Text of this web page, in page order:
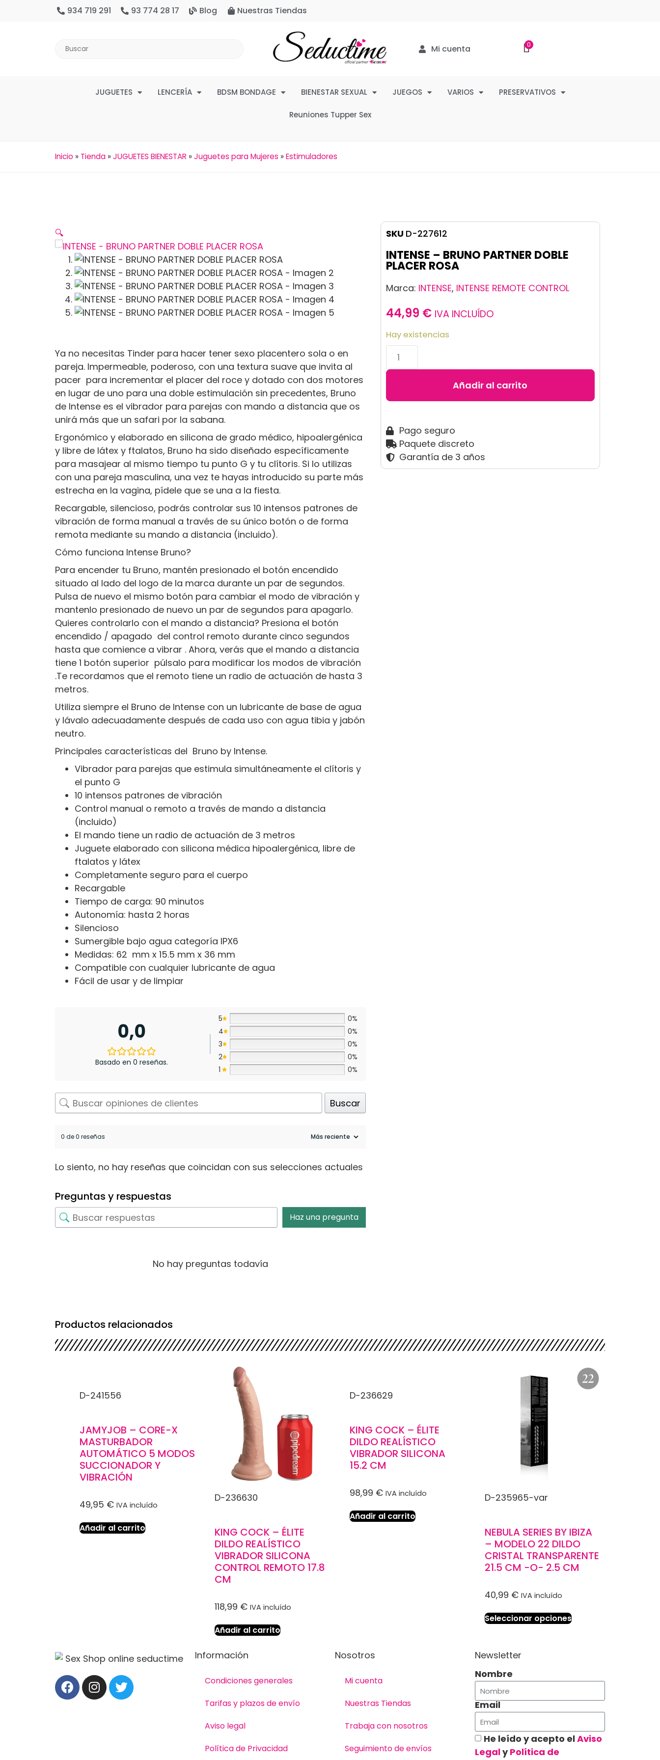
934 719 291 93 774 28 17 Blog Nuestras Tiendas
Mi cuenta 0
JUGUETES LENCERÍA BDSM BONDAGE BIENESTAR SEXUAL JUEGOS VARIOS PRESERVATIVOS
Reuniones Tupper Sex
Inicio » Tienda »JUGUETES BIENESTAR »Juguetes para Mujeres »Estimuladores
🔍
Ya no necesitas Tinder para hacer tener sexo placentero sola o en
pareja. Impermeable, poderoso, con una textura suave que invita al
pacer para incrementar el placer del roce y dotado con dos motores
en lugar de uno para una doble estimulación sin precedentes, Bruno
de Intense es el vibrador para parejas con mando a distancia que os
unirá más que un safari por la sabana.
Ergonómico y elaborado en silicona de grado médico, hipoalergénica
y libre de látex y ftalatos, Bruno ha sido diseñado específicamente
para masajear al mismo tiempo tu punto G y tu clítoris. Si lo utilizas
con una pareja masculina, una vez te hayas introducido su parte más
estrecha en la vagina, pídele que se una a la fiesta.
Recargable, silencioso, podrás controlar sus 10 intensos patrones de
vibración de forma manual a través de su único botón o de forma
remota mediante su mando a distancia (incluido).
Cómo funciona Intense Bruno?
Para encender tu Bruno, mantén presionado el botón encendido
situado al lado del logo de la marca durante un par de segundos.
Pulsa de nuevo el mismo botón para cambiar el modo de vibración y
mantenlo presionado de nuevo un par de segundos para apagarlo.
Quieres controlarlo con el mando a distancia? Presiona el botón
encendido / apagado del control remoto durante cinco segundos
hasta que comience a vibrar . Ahora, verás que el mando a distancia
tiene 1 botón superior púlsalo para modificar los modos de vibración
.Te recordamos que el remoto tiene un radio de actuación de hasta 3
metros.
Utiliza siempre el Bruno de Intense con un lubricante de base de agua
y lávalo adecuadamente después de cada uso con agua tibia y jabón
neutro.
Principales características del Bruno by Intense.
Vibrador para parejas que estimula simultáneamente el clítoris y
el punto G
10 intensos patrones de vibración
Control manual o remoto a través de mando a distancia
(incluido)
El mando tiene un radio de actuación de 3 metros
Juguete elaborado con silicona médica hipoalergénica, libre de
ftalatos y látex
Completamente seguro para el cuerpo
Recargable
Tiempo de carga: 90 minutos
Autonomía: hasta 2 horas
Silencioso
Sumergible bajo agua categoría IPX6
Medidas: 62 mm x 15.5 mm x 36 mm
Compatible con cualquier lubricante de agua
Fácil de usar y de limpiar
0,0
Basado en 0 reseñas.
5
0%
4
0%
3
0%
2
0%
1
0%
Buscar
0 de 0 reseñas
Lo siento, no hay reseñas que coincidan con sus selecciones actuales
Preguntas y respuestas
Haz una pregunta
No hay preguntas todavía
SKU D-227612
INTENSE – BRUNO PARTNER DOBLE
PLACER ROSA
Marca: INTENSE, INTENSE REMOTE CONTROL
44,99 € IVA INCLUÍDO
Hay existencias
Añadir al carrito
Pago seguro
Paquete discreto
Garantía de 3 años
Productos relacionados
D-241556
JAMYJOB – CORE-X
MASTURBADOR
AUTOMÁTICO 5 MODOS
SUCCIONADOR Y
VIBRACIÓN
49,95 € IVA incluído
Añadir al carrito
D-236630
KING COCK – ÉLITE
DILDO REALÍSTICO
VIBRADOR SILICONA
CONTROL REMOTO 17.8
CM
118,99 € IVA incluído
Añadir al carrito
D-236629
KING COCK – ÉLITE
DILDO REALÍSTICO
VIBRADOR SILICONA
15.2 CM
98,99 € IVA incluído
Añadir al carrito
D-235965-var
NEBULA SERIES BY IBIZA
– MODELO 22 DILDO
CRISTAL TRANSPARENTE
21.5 CM -O- 2.5 CM
40,99 € IVA incluído
Seleccionar opciones
Información
Condiciones generales
Tarifas y plazos de envío
Aviso legal
Política de Privacidad
Nosotros
Mi cuenta
Nuestras Tiendas
Trabaja con nosotros
Seguimiento de envíos
Newsletter
Nombre
Email
He leído y acepto elAviso
LegalyPolítica de